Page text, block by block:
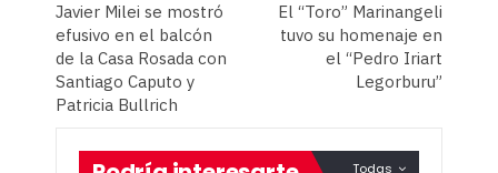
Javier Milei se mostró
efusivo en el balcón
de la Casa Rosada con
Santiago Caputo y
Patricia Bullrich
El “Toro” Marinangeli
tuvo su homenaje en
el “Pedro Iriart
Legorburu”
Todas